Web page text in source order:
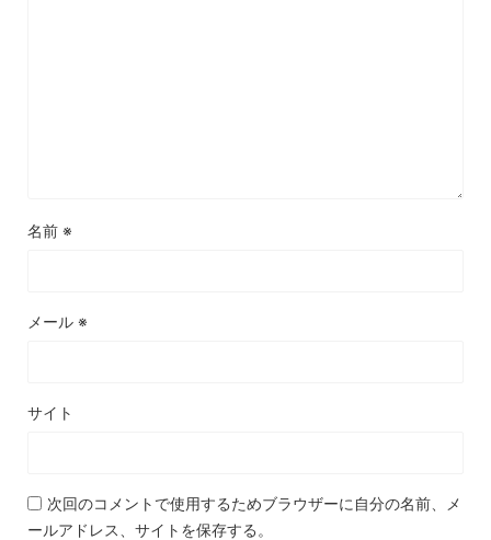
名前 ※
メール ※
サイト
次回のコメントで使用するためブラウザーに自分の名前、メ
ールアドレス、サイトを保存する。